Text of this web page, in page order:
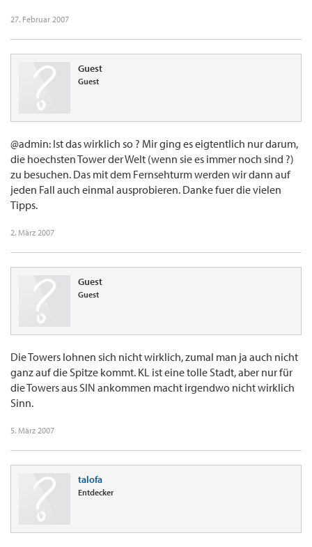
27. Februar 2007
Guest
Guest
@admin: Ist das wirklich so ? Mir ging es eigtentlich nur darum,
die hoechsten Tower der Welt (wenn sie es immer noch sind ?)
zu besuchen. Das mit dem Fernsehturm werden wir dann auf
jeden Fall auch einmal ausprobieren. Danke fuer die vielen
Tipps.
2. März 2007
Guest
Guest
Die Towers lohnen sich nicht wirklich, zumal man ja auch nicht
ganz auf die Spitze kommt. KL ist eine tolle Stadt, aber nur für
die Towers aus SIN ankommen macht irgendwo nicht wirklich
Sinn.
5. März 2007
talofa
Entdecker